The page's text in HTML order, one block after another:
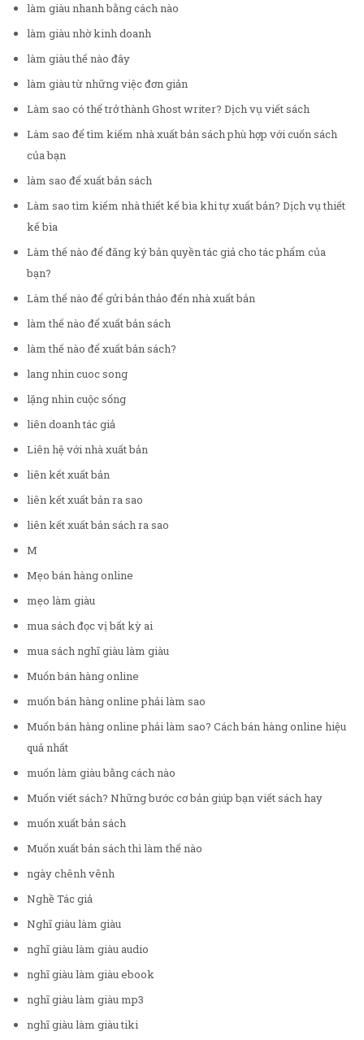
làm giàu nhanh bằng cách nào
làm giàu nhờ kinh doanh
làm giàu thế nào đây
làm giàu từ những việc đơn giản
Làm sao có thể trở thành Ghost writer? Dịch vụ viết sách
Làm sao để tìm kiếm nhà xuất bản sách phù hợp với cuốn sách
của bạn
làm sao để xuất bản sách
Làm sao tìm kiếm nhà thiết kế bìa khi tự xuất bản? Dịch vụ thiết
kế bìa
Làm thế nào để đăng ký bản quyền tác giả cho tác phẩm của
bạn?
Làm thế nào để gửi bản thảo đến nhà xuất bản
làm thế nào để xuất bản sách
làm thế nào để xuất bản sách?
lang nhin cuoc song
lặng nhìn cuộc sống
liên doanh tác giả
Liên hệ với nhà xuất bản
liên kết xuất bản
liên kết xuất bản ra sao
liên kết xuất bản sách ra sao
M
Mẹo bán hàng online
mẹo làm giàu
mua sách đọc vị bất kỳ ai
mua sách nghĩ giàu làm giàu
Muốn bán hàng online
muốn bán hàng online phải làm sao
Muốn bán hàng online phải làm sao? Cách bán hàng online hiệu
quả nhất
muốn làm giàu bằng cách nào
Muốn viết sách? Những bước cơ bản giúp bạn viết sách hay
muốn xuất bản sách
Muốn xuất bản sách thì làm thế nào
ngày chênh vênh
Nghề Tác giả
Nghĩ giàu làm giàu
nghĩ giàu làm giàu audio
nghĩ giàu làm giàu ebook
nghĩ giàu làm giàu mp3
nghĩ giàu làm giàu tiki